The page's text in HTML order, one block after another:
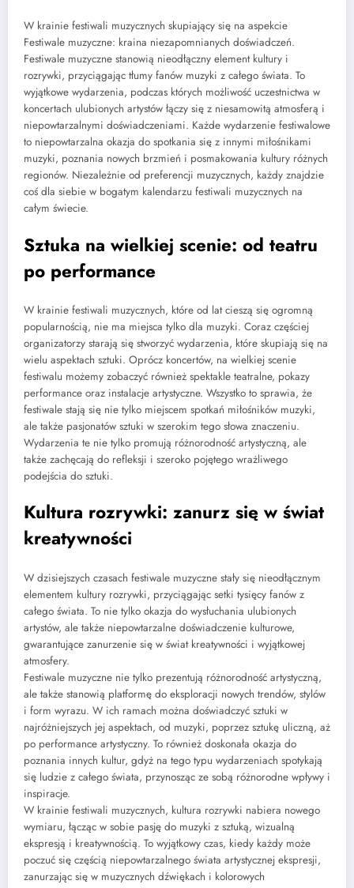
W krainie festiwali muzycznych skupiający się na aspekcie
Festiwale muzyczne: kraina niezapomnianych doświadczeń.
Festiwale muzyczne stanowią nieodłączny element kultury i
rozrywki, przyciągając tłumy fanów muzyki z całego świata. To
wyjątkowe wydarzenia, podczas których możliwość uczestnictwa w
koncertach ulubionych artystów łączy się z niesamowitą atmosferą i
niepowtarzalnymi doświadczeniami. Każde wydarzenie festiwalowe
to niepowtarzalna okazja do spotkania się z innymi miłośnikami
muzyki, poznania nowych brzmień i posmakowania kultury różnych
regionów. Niezależnie od preferencji muzycznych, każdy znajdzie
coś dla siebie w bogatym kalendarzu festiwali muzycznych na
całym świecie.
Sztuka na wielkiej scenie: od teatru
po performance
W krainie festiwali muzycznych, które od lat cieszą się ogromną
popularnością, nie ma miejsca tylko dla muzyki. Coraz częściej
organizatorzy starają się stworzyć wydarzenia, które skupiają się na
wielu aspektach sztuki. Oprócz koncertów, na wielkiej scenie
festiwalu możemy zobaczyć również spektakle teatralne, pokazy
performance oraz instalacje artystyczne. Wszystko to sprawia, że
festiwale stają się nie tylko miejscem spotkań miłośników muzyki,
ale także pasjonatów sztuki w szerokim tego słowa znaczeniu.
Wydarzenia te nie tylko promują różnorodność artystyczną, ale
także zachęcają do refleksji i szeroko pojętego wrażliwego
podejścia do sztuki.
Kultura rozrywki: zanurz się w świat
kreatywności
W dzisiejszych czasach festiwale muzyczne stały się nieodłącznym
elementem kultury rozrywki, przyciągając setki tysięcy fanów z
całego świata. To nie tylko okazja do wysłuchania ulubionych
artystów, ale także niepowtarzalne doświadczenie kulturowe,
gwarantujące zanurzenie się w świat kreatywności i wyjątkowej
atmosfery.
Festiwale muzyczne nie tylko prezentują różnorodność artystyczną,
ale także stanowią platformę do eksploracji nowych trendów, stylów
i form wyrazu. W ich ramach można doświadczyć sztuki w
najróżniejszych jej aspektach, od muzyki, poprzez sztukę uliczną, aż
po performance artystyczny. To również doskonała okazja do
poznania innych kultur, gdyż na tego typu wydarzeniach spotykają
się ludzie z całego świata, przynosząc ze sobą różnorodne wpływy i
inspiracje.
W krainie festiwali muzycznych, kultura rozrywki nabiera nowego
wymiaru, łącząc w sobie pasję do muzyki z sztuką, wizualną
ekspresją i kreatywnością. To wyjątkowy czas, kiedy każdy może
poczuć się częścią niepowtarzalnego świata artystycznej ekspresji,
zanurzając się w muzycznych dźwiękach i kolorowych